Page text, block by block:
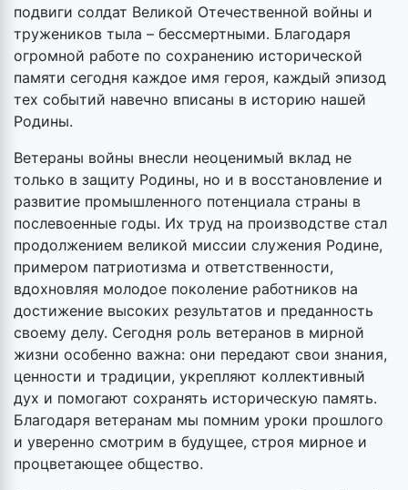
подвиги солдат Великой Отечественной войны и
тружеников тыла – бессмертными. Благодаря
огромной работе по сохранению исторической
памяти сегодня каждое имя героя, каждый эпизод
тех событий навечно вписаны в историю нашей
Родины.
Ветераны войны внесли неоценимый вклад не
только в защиту Родины, но и в восстановление и
развитие промышленного потенциала страны в
послевоенные годы. Их труд на производстве стал
продолжением великой миссии служения Родине,
примером патриотизма и ответственности,
вдохновляя молодое поколение работников на
достижение высоких результатов и преданность
своему делу. Сегодня роль ветеранов в мирной
жизни особенно важна: они передают свои знания,
ценности и традиции, укрепляют коллективный
дух и помогают сохранять историческую память.
Благодаря ветеранам мы помним уроки прошлого
и уверенно смотрим в будущее, строя мирное и
процветающее общество.